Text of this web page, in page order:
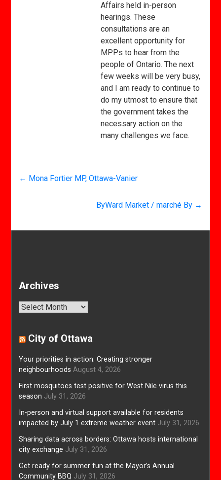
Affairs held in-person
hearings. These
consultations are an
excellent opportunity for
MPPs to hear from the
people of Ontario. The next
few weeks will be very busy,
and I am ready to continue to
do my utmost to ensure that
the government takes the
necessary action on the
many challenges we face.
← Mona Fortier MP, Ottawa-Vanier
ByWard Market / marché By →
Archives
Archives
City of Ottawa
Your priorities in action: Creating stronger
neighbourhoods August 4, 2026
First mosquitoes test positive for West Nile virus this
season July 31, 2026
In-person and virtual support available for residents
impacted by July 1 extreme weather event July 31, 2026
Sharing data across borders: Ottawa hosts international
city exchange July 31, 2026
Get ready for summer fun at the Mayor’s Annual
Community BBQ July 31, 2026